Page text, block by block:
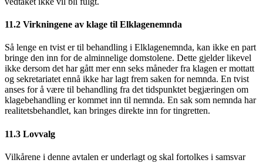
11.2 Virkningene av klage til Elklagenemnda
Så lenge en tvist er til behandling i Elklagenemnda, kan ikke en part
bringe den inn for de alminnelige domstolene. Dette gjelder likevel
ikke dersom det har gått mer enn seks måneder fra klagen er mottatt
og sekretariatet ennå ikke har lagt frem saken for nemnda. En tvist
anses for å være til behandling fra det tidspunktet begjæringen om
klagebehandling er kommet inn til nemnda. En sak som nemnda har
realitetsbehandlet, kan bringes direkte inn for tingretten.
11.3 Lovvalg
Vilkårene i denne avtalen er underlagt og skal fortolkes i samsvar